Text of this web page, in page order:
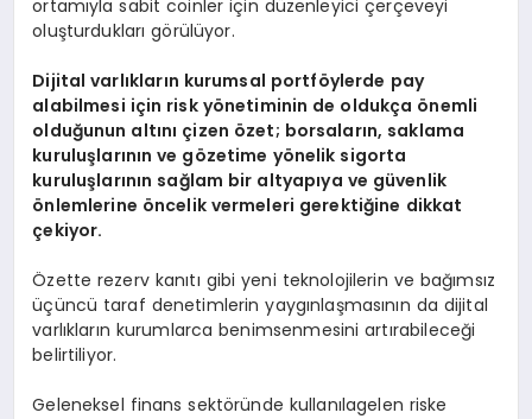
ortamıyla sabit coinler için düzenleyici çerçeveyi
oluşturdukları görülüyor.
Dijital varlıkların kurumsal portföylerde pay
alabilmesi için risk yönetiminin de oldukça önemli
olduğunun altını çizen özet; borsaların, saklama
kuruluşlarının ve gözetime yönelik sigorta
kuruluşlarının sağlam bir altyapıya ve güvenlik
önlemlerine öncelik vermeleri gerektiğine dikkat
çekiyor.
Özette rezerv kanıtı gibi yeni teknolojilerin ve bağımsız
üçüncü taraf denetimlerin yaygınlaşmasının da dijital
varlıkların kurumlarca benimsenmesini artırabileceği
belirtiliyor.
Geleneksel finans sektöründe kullanılagelen riske